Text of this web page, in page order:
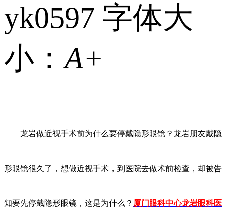
yk0597 字体大
小：A+
龙岩做近视手术前为什么要停戴隐形眼镜？龙岩朋友戴隐
形眼镜很久了，想做近视手术，到医院去做术前检查，却被告
知要先停戴隐形眼镜，这是为什么？ 厦门眼科中心龙岩眼科医